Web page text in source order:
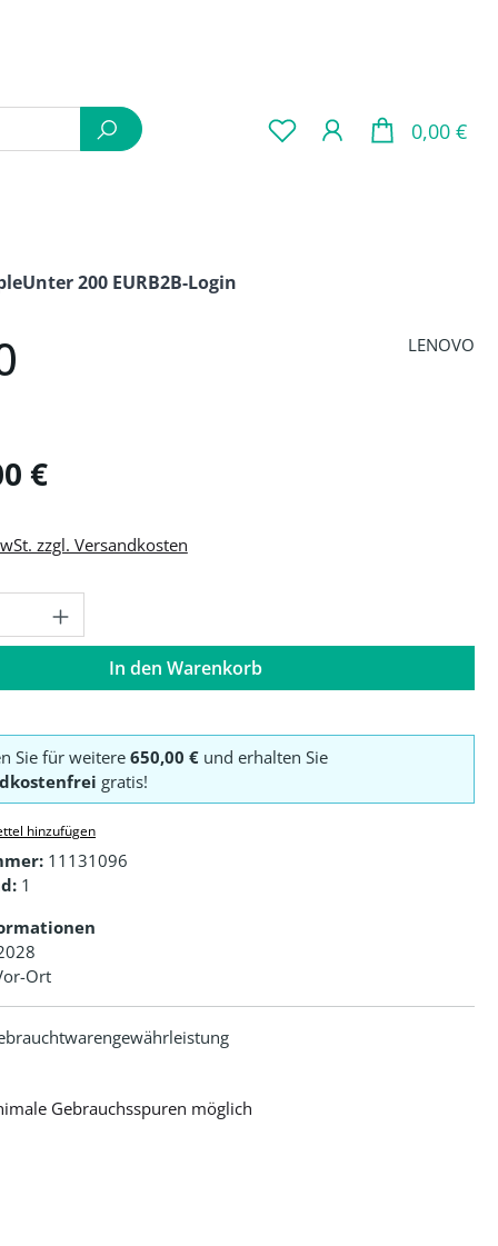
0,00 €
Unter 200 EURB2B-Login
LENOVO
€
zzgl. Versandkosten
Anzahl: Gib den gewünschten Wert
In den Warenkorb
Sie für weitere 650,00 €und erhalten Sie
gratis!
hinzufügen
11131096
1
Ort
Gebrauchsspuren möglich